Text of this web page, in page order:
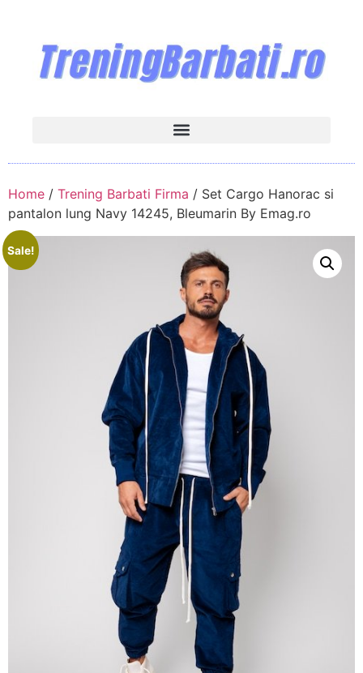
Home / Trening Barbati Firma / Set Cargo Hanorac si
pantalon lung Navy 14245, Bleumarin By Emag.ro
Sale!